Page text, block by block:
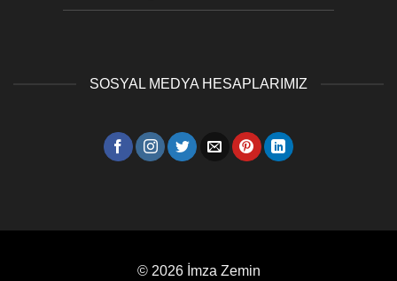
SOSYAL MEDYA HESAPLARIMIZ
© 2026 İmza Zemin